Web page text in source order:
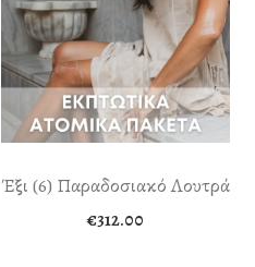
Έξι (6) Παραδοσιακό Λουτρά
€312.00